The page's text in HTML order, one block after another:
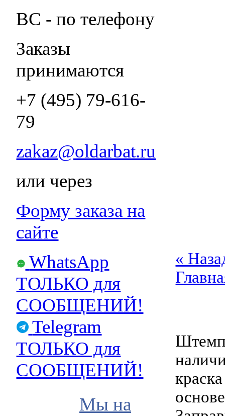
ВС - по телефону
Заказы
принимаются
+7 (495) 79-616-
79
zakaz@oldarbat.ru
или через
Форму заказа на
сайте
WhatsApp
ТОЛЬКО для
СООБЩЕНИЙ!
Telegram
ТОЛЬКО для
СООБЩЕНИЙ!
Мы на
«